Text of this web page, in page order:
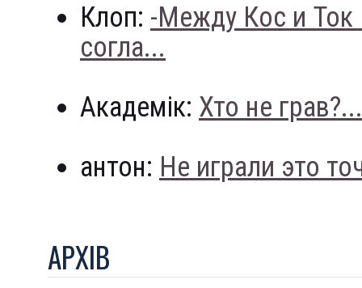
Клоп: -Между Кос и
согла...
Академік: Хто не грав?...
антон: Не играли это
АРХIВ